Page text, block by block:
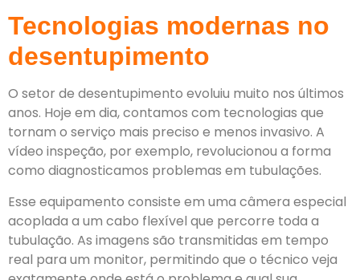
Tecnologias modernas no
desentupimento
O setor de desentupimento evoluiu muito nos últimos
anos. Hoje em dia, contamos com tecnologias que
tornam o serviço mais preciso e menos invasivo. A
vídeo inspeção, por exemplo, revolucionou a forma
como diagnosticamos problemas em tubulações.
Esse equipamento consiste em uma câmera especial
acoplada a um cabo flexível que percorre toda a
tubulação. As imagens são transmitidas em tempo
real para um monitor, permitindo que o técnico veja